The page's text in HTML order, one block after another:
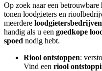
Op zoek naar een betrouwbare
tonen loodgieters en
meerdere loodgietersbedrijven
handig als u een goedkope
spoed nodig hebt.
Riool ontstoppen:
Vind een riool